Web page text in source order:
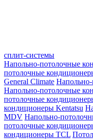
сплит-системы
Напольно-потолочные
потолочные
General Climate
Напольно-потолочные
потолочные
кондиционеры Kentatsu
MDV Напольно-
потолочные
кондиционеры TCL